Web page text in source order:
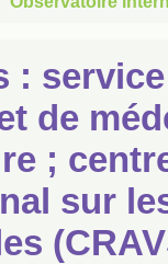
:
de
;
sur